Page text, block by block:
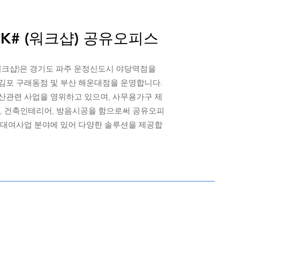
(워크샵) 공유오피스
크샵)은 경기도 파주 운정신도시 야당역점을
포 구래동점 및 부산 해운대점을 운영합니다.
관련 사업을 영위하고 있으며, 사무용가구 제
건축인테리어, 방음시공을 함으로써 공유오피
여사업 분야에 있어 다양한 솔루션을 제공합